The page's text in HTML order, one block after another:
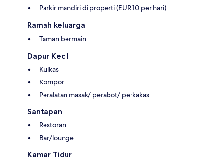
Parkir mandiri di properti (EUR 10 per hari)
Ramah keluarga
Taman bermain
Dapur Kecil
Kulkas
Kompor
Peralatan masak/ perabot/ perkakas
Santapan
Restoran
Bar/lounge
Kamar Tidur